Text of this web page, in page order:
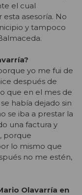
el cual
asesoría. No
y tampoco
yo me fui de
después de
que en el mes de
había dejado sin
se iba a prestar la
una factura y
porque
lo mismo que
no me estén,
Olavarría en